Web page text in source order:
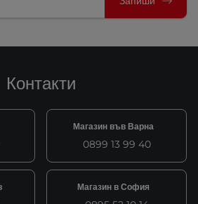
Контакти
Магазин във Варна
0899 13 99 40
Магазин в София